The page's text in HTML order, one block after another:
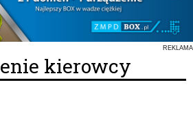
REKLAMA
kierowcy